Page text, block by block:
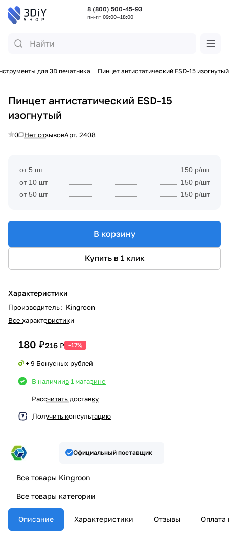
8 (800) 500-45-93
пн-пт 09:00—18:00
для 3D печатника Пинцет антистатический ESD-15 изогнутый
Пинцет антистатический ESD-15
изогнутый
0 Нет отзывовАрт. 2408
от 5 шт
150 р/шт
от 10 шт
150 р/шт
от 50 шт
150 р/шт
В корзину
Купить в 1 клик
Характеристики
Производитель: Kingroon
Все характеристики
180 ₽216 ₽ -17%
+ 9 Бонусных рублей
В наличиив 1 магазине
Рассчитать доставку
Получить консультацию
Официальный поставщик
Все товары Kingroon
Все товары категории
Описание Характеристики Отзывы Оплата